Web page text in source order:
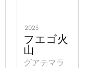
2025
フエゴ火
山
グアテマラ